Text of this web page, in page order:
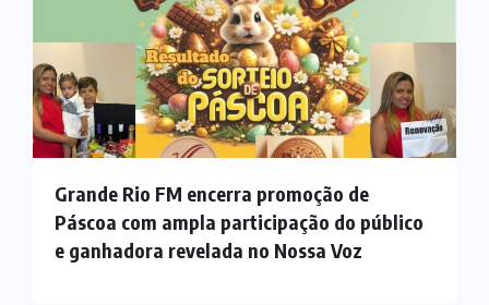
Grande Rio FM encerra promoção de
Páscoa com ampla participação do público
e ganhadora revelada no Nossa Voz